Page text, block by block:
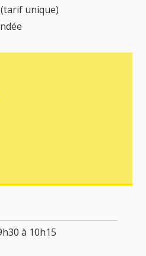
unique)
à 10h15